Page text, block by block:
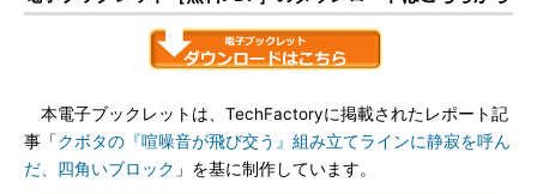
本電子ブックレットは、TechFactoryに掲載されたレポート記
事「クボタの『喧噪音が飛び交う』組み立てラインに静寂を呼ん
だ、四角いブロック 」を基に制作しています。